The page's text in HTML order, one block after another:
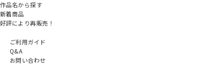
作品名から探す
新着商品
好評により再販売！
ご利用ガイド
Q&A
お問い合わせ